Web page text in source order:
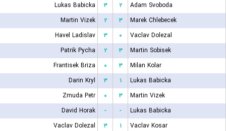
Lukas Babicka
۳ ۲
Adam Svoboda
Martin Vizek
۲ ۳
Marek Chlebecek
Havel Ladislav
۳ ۰
Vaclav Dolezal
Patrik Pycha
۲ ۳
Martin Sobisek
Frantisek Briza
۰ ۳
Milan Kolar
Darin Kryl
۳ ۱
Lukas Babicka
Zmuda Petr
۰ ۳
Martin Vizek
David Horak
- -
Lukas Babicka
Vaclav Dolezal
۳ ۱
Vaclav Kosar